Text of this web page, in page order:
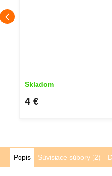
Skladom
4 €
Popis Súvisiace súbory (2)